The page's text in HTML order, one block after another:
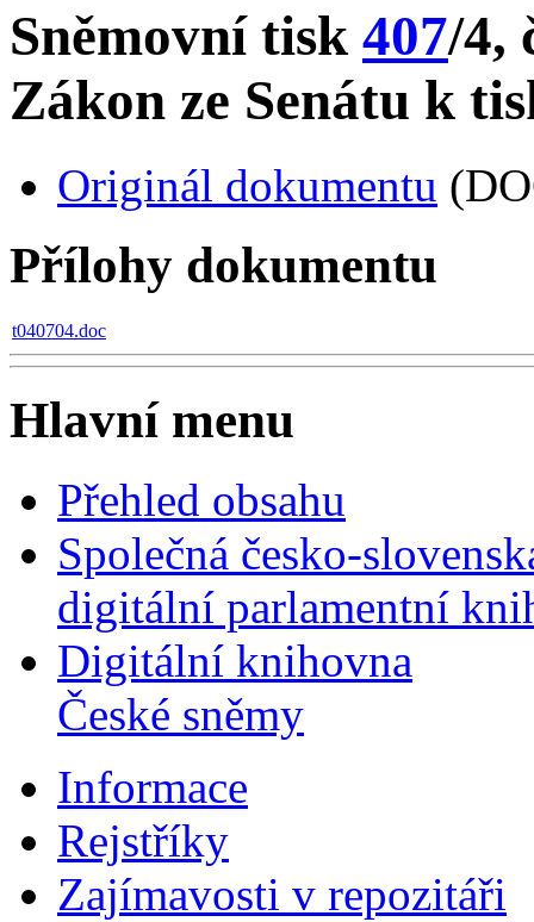
Sněmovní tisk 407/4,
Zákon ze Senátu k
Originál dokumentu
Přílohy dokumentu
t040704.doc
Hlavní menu
Přehled obsahu
Společná česko-
digitální parlamentní
Digitální knihovna
České sněmy
Informace
Rejstříky
Zajímavosti v repozitáři